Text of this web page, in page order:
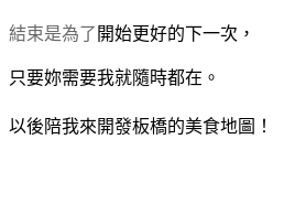
結束是為了 開始更好的下一次，
只要妳需要我就隨時都在。
以後陪我來開發板橋的美食地圖！